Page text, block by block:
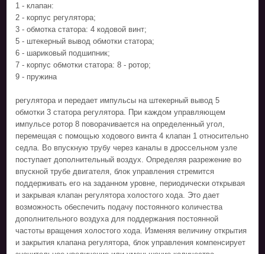
1 - клапан:
2 - корпус регулятора;
3 - обмотка статора: 4 кодовой винт;
5 - штекерный вывод обмотки статора;
6 - шариковый подшипник;
7 - корпус обмотки статора: 8 - ротор;
9 - пружина
регулятора и передает импульсы на штекерный вывод 5
обмотки 3 статора регулятора. При каждом управляющем
импульсе ротор 8 поворачивается на определенный угол,
перемещая с помощью ходового винта 4 клапан 1 относительно
седла. Во впускную трубу через каналы в дроссельном узле
поступает дополнительный воздух. Определяя разрежение во
впускной трубе двигателя, блок управления стремится
поддерживать его на заданном уровне, периодически открывая
и закрывая клапан регулятора холостого хода. Это дает
возможность обеспечить подачу постоянного количества
дополнительного воздуха для поддержания постоянной
частоты вращения холостого хода. Изменяя величину открытия
и закрытия клапана регулятора, блок управления компенсирует